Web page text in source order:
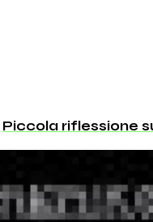
Piccola riflessione